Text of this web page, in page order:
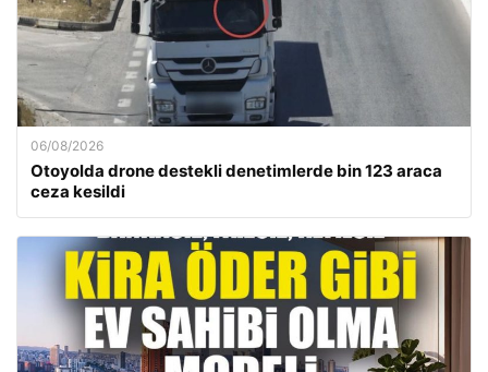
06/08/2026
Otoyolda drone destekli denetimlerde bin 123 araca
ceza kesildi